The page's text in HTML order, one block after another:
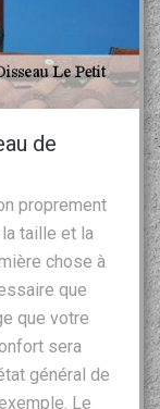
de
proprement
taille et la
chose à
que
que votre
sera
général de
Le